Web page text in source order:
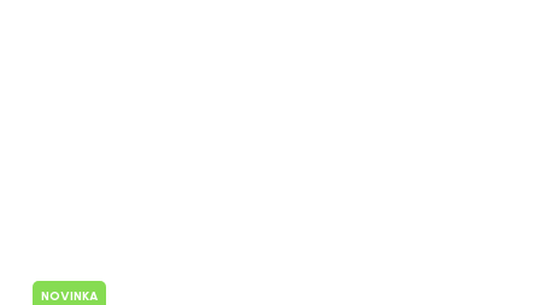
NOVINKA